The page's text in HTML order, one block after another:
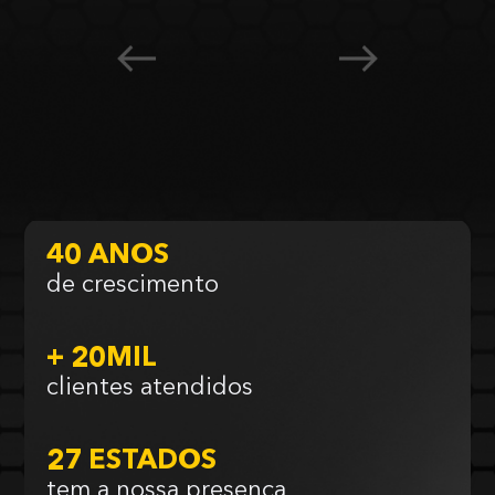
40 ANOS
de crescimento
+ 20MIL
clientes atendidos
27 ESTADOS